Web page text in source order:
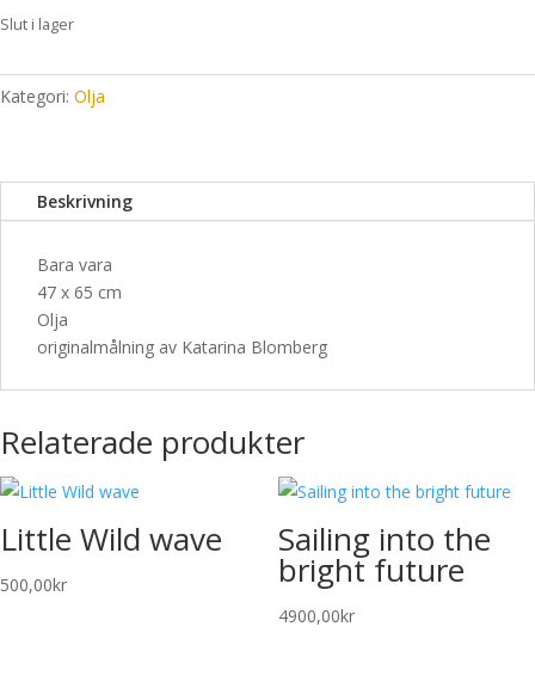
Slut i lager
Kategori: Olja
Beskrivning
Bara vara
47 x 65 cm
Olja
originalmålning av Katarina Blomberg
Relaterade produkter
Little Wild wave
500,00kr
Sailing into the
bright future
4900,00kr